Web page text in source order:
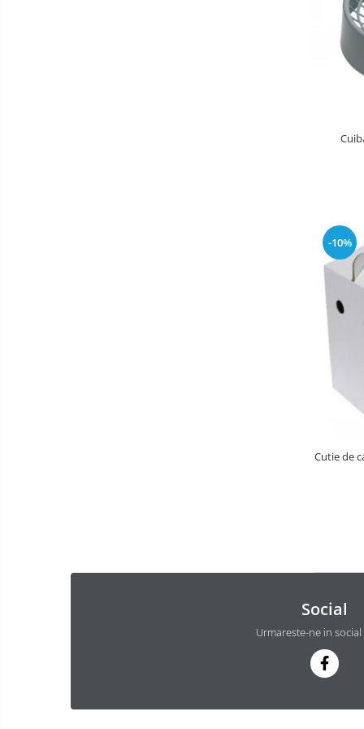
-10%
Cutie de
Social
Urmareste-ne in